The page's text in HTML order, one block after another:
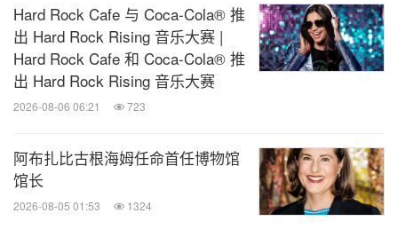
Hard Rock Cafe 与 Coca-Cola® 推
出 Hard Rock Rising 音乐大赛 |
Hard Rock Cafe 和 Coca-Cola® 推
出 Hard Rock Rising 音乐大赛
2026-08-06 06:21 723
阿布扎比古根海姆任命首任博物馆
馆长
2026-08-05 01:53 1324